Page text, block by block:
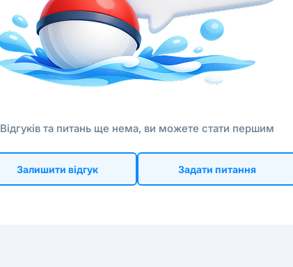
Відгуків та питань ще нема, ви можете стати першим
Залишити відгук Задати питання